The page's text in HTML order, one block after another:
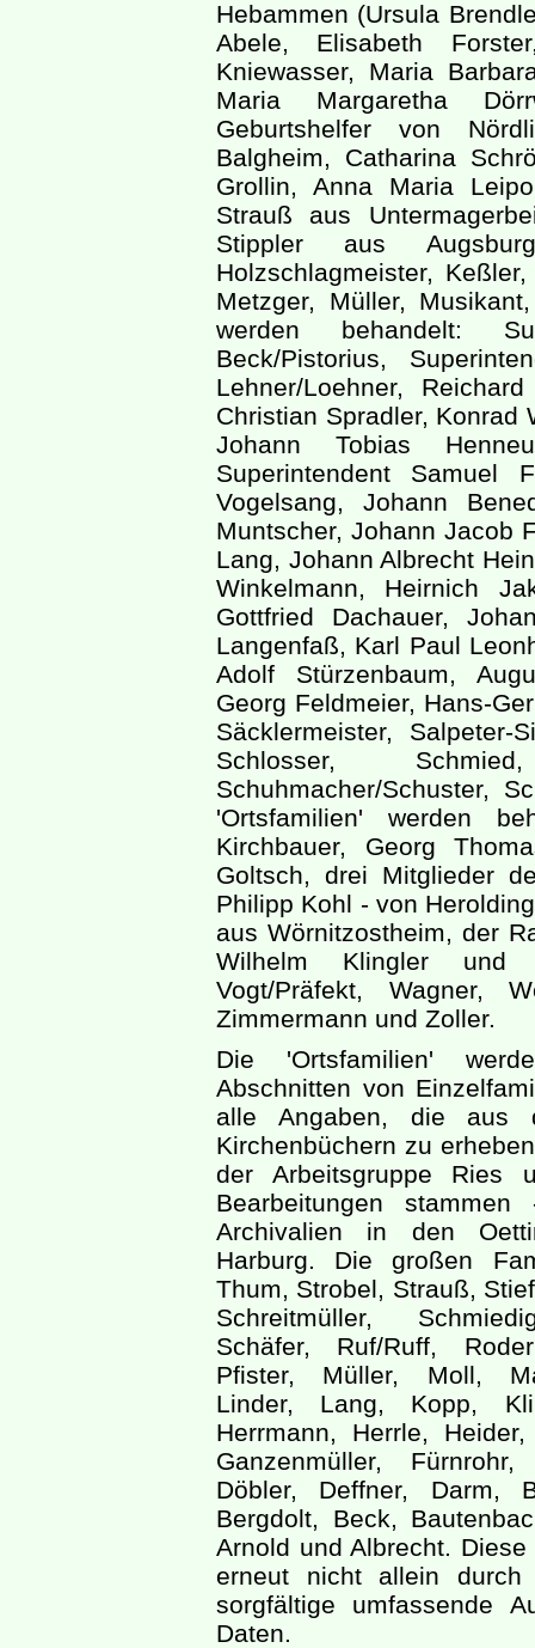
Hebammen (Ursula
Abele, Elisabeth
Kniewasser, Maria
Maria Margaretha
Geburtshelfer von
Balgheim, Catharina
Grollin, Anna Maria
Strauß aus
Stippler aus
Holzschlagmeister,
Metzger, Müller,
werden behandelt:
Beck/Pistorius,
Lehner/Loehner,
Christian Spradler, Konrad
Johann Tobias
Superintendent Samuel
Vogelsang, Johann
Muntscher, Johann Jacob
Lang, Johann Albrecht
Winkelmann, Heirnich
Gottfried Dachauer,
Langenfaß, Karl Paul
Adolf Stürzenbaum,
Georg Feldmeier, Hans-
Säcklermeister, Salpeter-
Schlosser,
Schuhmacher/Schuster,
'Ortsfamilien' werden
Kirchbauer, Georg
Goltsch, drei Mitglieder
Philipp Kohl - von
aus Wörnitzostheim, der
Wilhelm Klingler und
Vogt/Präfekt, Wagner,
Zimmermann und Zoller.
Die 'Ortsfamilien'
Abschnitten von
alle Angaben, die aus
Kirchenbüchern zu
der Arbeitsgruppe Ries
Bearbeitungen
Archivalien in den
Harburg. Die großen
Thum, Strobel, Strauß,
Schreitmüller,
Schäfer, Ruf/Ruff,
Pfister, Müller, Moll,
Linder, Lang, Kopp,
Herrmann, Herrle,
Ganzenmüller,
Döbler, Deffner, Darm,
Bergdolt, Beck,
Arnold und Albrecht.
erneut nicht allein
sorgfältige umfassende
Daten.